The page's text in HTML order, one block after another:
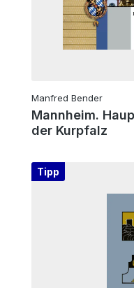
Manfred Bender
Mannheim.
der Kurpfalz
Tipp